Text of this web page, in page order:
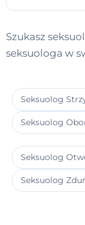
Szukasz
seksuologa w
Seksuolog
Seksuolog
Seksuolog
Seksuolog